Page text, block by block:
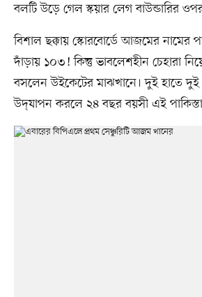
বলটি উড়ে গেল স্কয়ার লেগ বাউন্ডারির
বিশাল ছক্কায় স্কোরবোর্ডে আজমের নামের
দাঁড়ায় ১০৩! কিন্তু ভাবলেশহীন চেহারা
বসলেন উইকেটের মাঝখানে। দুই হাতে দুই
উদ্‌যাপন করলে ২৪ বছর বয়সী এই